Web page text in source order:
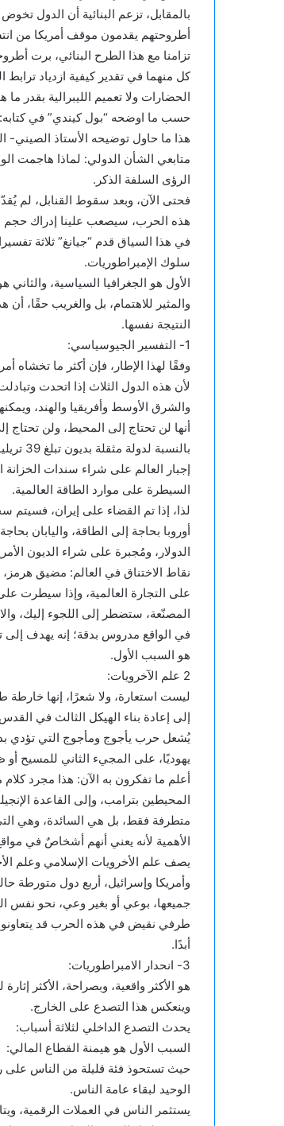
بالمقابل، تزعم البنائية أن الدول
أطروحتهم يقدمون موقف أمريكا من
تزامنا مع هذا الطرح البنائي، برت
كل منهما في تقدير كيفية ازدياد
الحضارات ولا تعميم الليبرالية بقدر
حسب ما اوضحه “بول كيندي” في
هذا ما حاول توضيحه الأستاذ الصيني-
متابعي الشأن الدولي: لماذا هاجمت
الرؤى السلفة الذكر.
فحتى الآن، وبعد سقوط القنابل، لم
هذه الحرب، سيصعب علينا إدراك حجم
في هذا السياق قدم “جيانغ” ثلاثة
سلوك الإمبراطوريات.
الأول هو الجغرافيا السياسية،
والمثير للاهتمام، بل والغريب حقًا، أن
النتيجة نفسها.
1- التفسير الجيوسياسي:
وفقًا لهذا الإطار، فإن أكثر ما تخشاه
لأن هذه الدول الثلاث إذا اتحدت
والشرق الأوسط وأفريقيا والهند،
أنها لن تحتاج إلى المحيط، ولن تحتاج
إجبار العالم على شراء سندات الخزانة
السيطرة على موارد الطاقة العالمية.
لذا، إذا تم القضاء على إيران، فسيتم سحب ما يقارب 20% من إمدادات الطاقة
أوروبا بحاجة إلى الطاقة، واليابان
الدولار، ومُجبرة على شراء الديون
نقاط الاختناق في العالم: مضيق
على التجارة العالمية، وإذا سيطرت
المصنّعة، ستضطر إلى اللجوء إليك،
في الواقع مدروس بدقة؛ إنه يهدف إلى
هو السبب الأول.
2 علم الآخرويات:
ليست استعارة، ولا شعرًا، إنها خارطة
إلى إعادة بناء الهيكل الثالث في
يُشعل حرب يأجوج ومأجوج التي تؤدي
يهوديًا، على المجيء الثاني للمسيح
أعلم ما تفكرون به الآن: هذا مجرد
المحيطين بترامب، وإلى القاعدة
متطرفة فقط، بل هي السائدة، وهي
الأهمية لأنه يعني أنهم أشخاصٌ في
يصف علم الأخرويات الإسلامي وعلم
وأمريكا وإسرائيل، أربع دول متورطة
جميعها، بوعي أو بغير وعي، نحو نفس
طرفي نقيض في هذه الحرب قد
أبدًا.
3- انحدار الامبراطوريات:
هو الأكثر واقعية، وبصراحة، الأكثر
وينعكس هذا التصدع على الخارج.
يحدث التصدع الداخلي لثلاثة أسباب:
السبب الأول هو هيمنة القطاع المالي:
حيث تستحوذ فئة قليلة من الناس على
الوحيد لبقاء عامة الناس.
يستثمر الناس في العملات الرقمية،